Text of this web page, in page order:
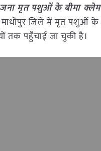
मृत पशुओं के बीमा क्लेम
जिले में मृत पशुओं के
तक पहुँचाई जा चुकी है।